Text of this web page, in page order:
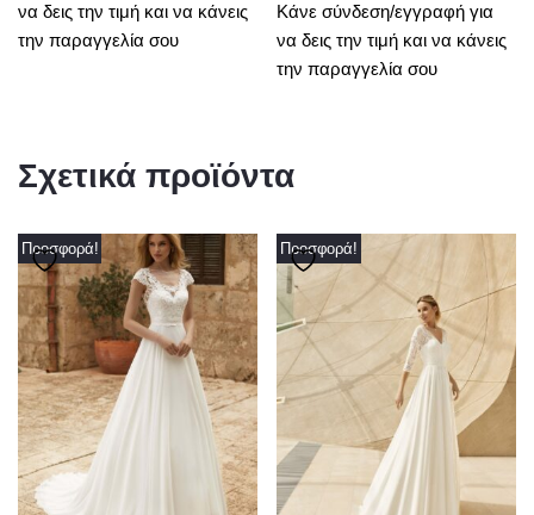
να δεις την τιμή και να κάνεις
την παραγγελία σου
Κάνε σύνδεση/εγγραφή για
να δεις την τιμή και να κάνεις
την παραγγελία σου
Σχετικά προϊόντα
Προσφορά! Προσφορά!